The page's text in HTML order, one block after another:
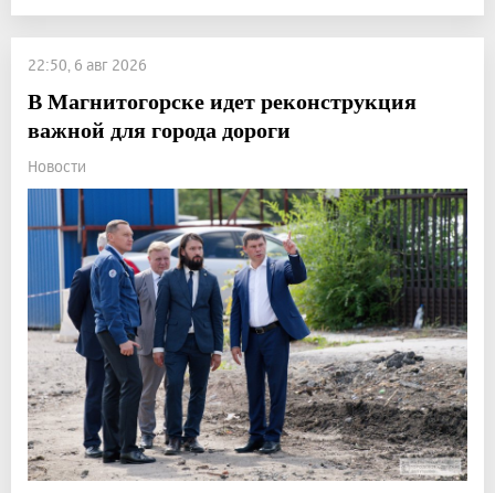
22:50, 6 авг 2026
В Магнитогорске идет реконструкция
важной для города дороги
Новости